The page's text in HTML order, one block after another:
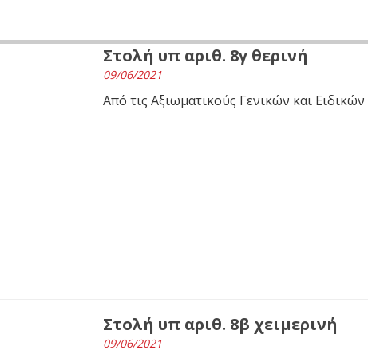
Στολή υπ αριθ. 8γ θερινή
09/06/2021
Από τις Αξιωματικούς Γενικών και
Στολή υπ αριθ. 8β χειμερινή
09/06/2021